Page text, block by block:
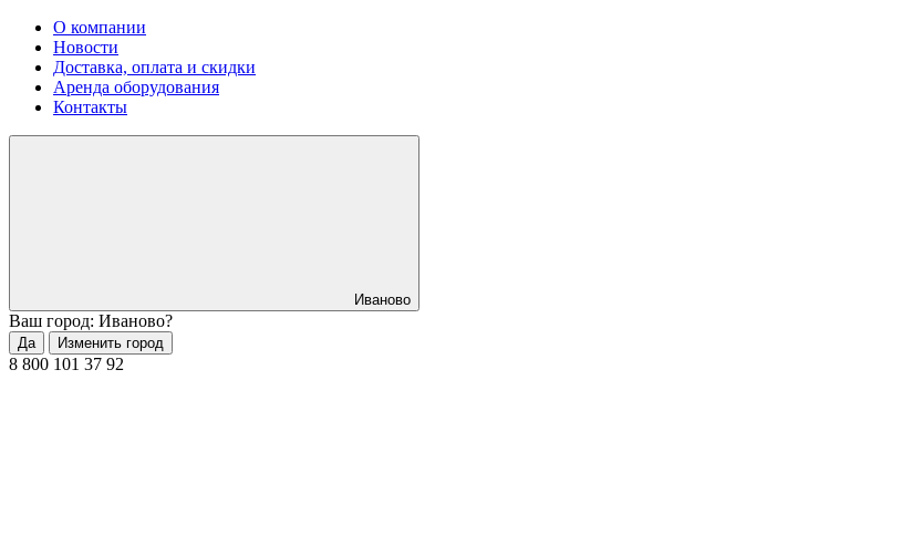
О компании
Новости
Доставка, оплата и скидки
Аренда оборудования
Контакты
Иваново
Ваш город: Иваново?
Да Изменить город
8 800 101 37 92